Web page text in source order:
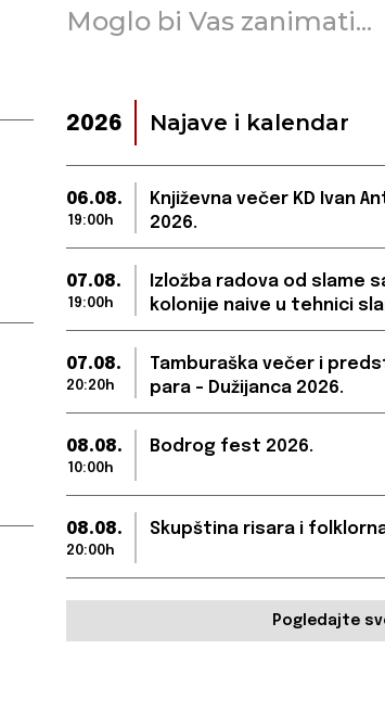
Moglo bi Vas zanimati...
2026 Najave i kalendar
06.08.
19:00h
Književna večer KD Ivan
2026.
07.08.
19:00h
Izložba radova od slame
kolonije naive u tehnici
07.08.
20:20h
Tamburaška večer i
para – Dužijanca 2026.
08.08.
10:00h
Bodrog fest 2026.
08.08.
20:00h
Skupština risara i
Pogledajte